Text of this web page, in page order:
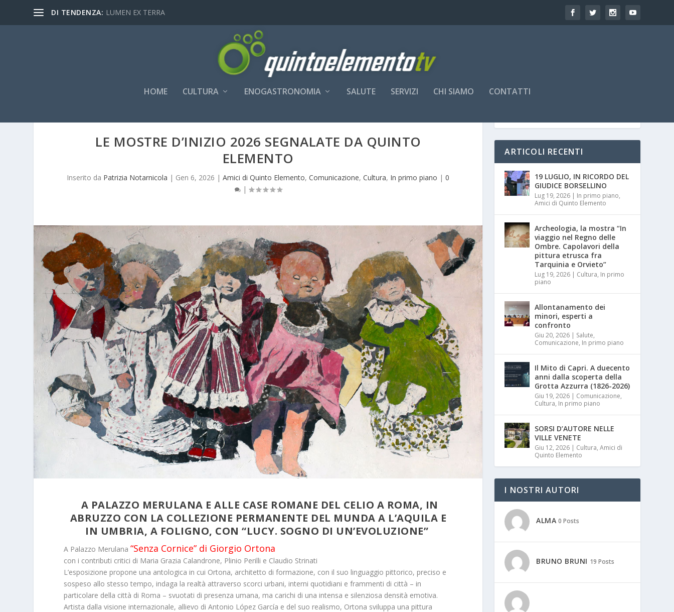
DI TENDENZA: LUMEN EX TERRA
HOME CULTURA ENOGASTRONOMIA SALUTE SERVIZI CHI SIAMO CONTATTI
LE MOSTRE D’INIZIO 2026 SEGNALATE DA QUINTO
ELEMENTO
Inserito da Patrizia Notarnicola | Gen 6, 2026 |Amici di Quinto Elemento,Comunicazione,Cultura, In primo piano |0
|
A PALAZZO MERULANA E ALLE CASE ROMANE DEL CELIO A ROMA, IN
ABRUZZO CON LA COLLEZIONE PERMANENTE DEL MUNDA A L’AQUILA E
IN UMBRIA, A FOLIGNO, CON “LUCY. SOGNO DI UN’EVOLUZIONE”
A Palazzo Merulana “Senza Cornice” di Giorgio Ortona
con i contributi critici di Maria Grazia Calandrone, Plinio Perilli e Claudio Strinati
L’esposizione propone una antologica in cui Ortona, architetto di formazione, con il suo linguaggio pittorico, preciso e
sospeso allo stesso tempo, indaga la realtà attraverso scorci urbani, interni quotidiani e frammenti di città – in
particolare della città di Roma – svuotati di presenza umana, ma carichi di una intensa e silenziosa densità emotiva.
Artista dalla visione internazionale, allievo di Antonio López García e del suo realismo, Ortona sviluppa una pittura
ARTICOLI RECENTI
19 LUGLIO, IN RICORDO DEL
GIUDICE BORSELLINO
Lug 19, 2026 | In primo piano,
Amici di Quinto Elemento
Archeologia, la mostra “In
viaggio nel Regno delle
Ombre. Capolavori della
pittura etrusca fra
Tarquinia e Orvieto”
Lug 19, 2026 | Cultura, In primo
piano
Allontanamento dei
minori, esperti a
confronto
Giu 20, 2026 | Salute,
Comunicazione, In primo piano
Il Mito di Capri. A duecento
anni dalla scoperta della
Grotta Azzurra (1826-2026)
Giu 19, 2026 | Comunicazione,
Cultura, In primo piano
SORSI D’AUTORE NELLE
VILLE VENETE
Giu 12, 2026 | Cultura,Amici di
Quinto Elemento
I NOSTRI AUTORI
ALMA 0 Posts
BRUNO BRUNI 19 Posts